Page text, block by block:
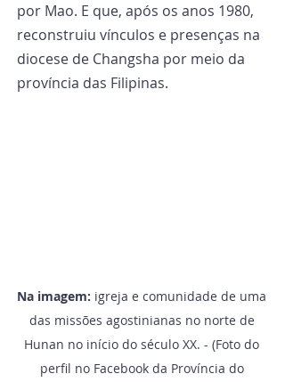
por Mao. E que, após os anos 1980,
reconstruiu vínculos e presenças na
diocese de Changsha por meio da
província das Filipinas.
Na imagem: igreja e comunidade de uma
das missões agostinianas no norte de
Hunan no início do século XX. - (Foto do
perfil no Facebook da Província do